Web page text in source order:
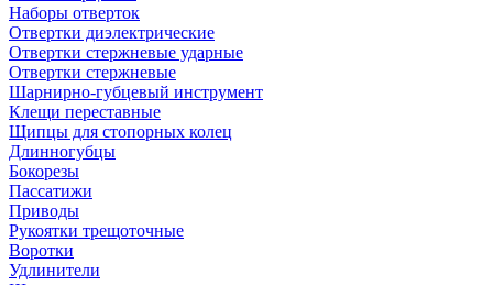
Наборы отверток
Отвертки диэлектрические
Отвертки стержневые ударные
Отвертки стержневые
Шарнирно-губцевый инструмент
Клещи переставные
Щипцы для стопорных колец
Длинногубцы
Бокорезы
Пассатижи
Приводы
Рукоятки трещоточные
Воротки
Удлинители